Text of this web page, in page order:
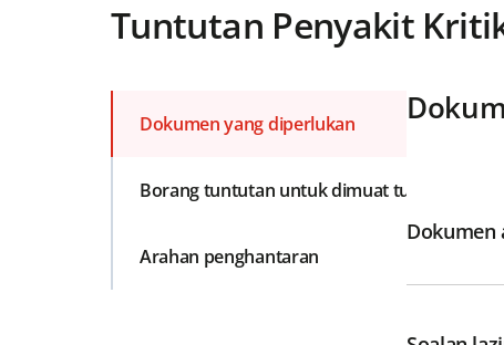
Tuntutan Penyakit
Dokumen yang diperlukan
Borang tuntutan untuk dimuat turun
Arahan penghantaran
Dokumen